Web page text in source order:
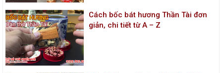
Cách bốc bát hương Thần Tài đơn
giản, chi tiết từ A – Z